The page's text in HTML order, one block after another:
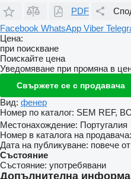
PDF
Facebook WhatsApp Viber
Цена:
при поискване
Поискайте цена
Уведомяване при промяна в
Свържете се с продавача
Вид: фенер
Номер по каталог: SEM REF,
Местонахождение: Португалия
Номер в каталога на продавача:
Дата на публикуване: повече
Състояние
Състояние: употребявани
Допълнителна